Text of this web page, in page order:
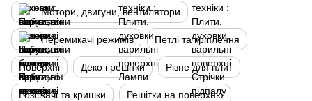
Мотори, двигуни, вентилятори
Перемикачі режимів Петлі та кріплення
Поверхні Деко і решітки Різне для плит
Розсікачі та кришки Решітки на поверхню